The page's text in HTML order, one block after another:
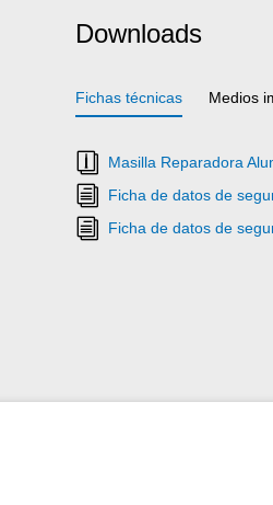
Downloads
Fichas técnicas Medios
Masilla Reparadora
Ficha de datos de
Ficha de datos de